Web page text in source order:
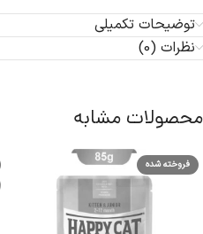
توضیحات تکمیلی
نظرات (0)
محصولات مشابه
فروخته شده